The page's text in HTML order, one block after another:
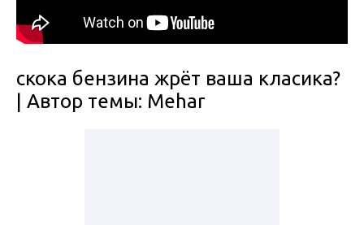
скока бензина жрёт ваша класика?
| Автор темы: Mehar